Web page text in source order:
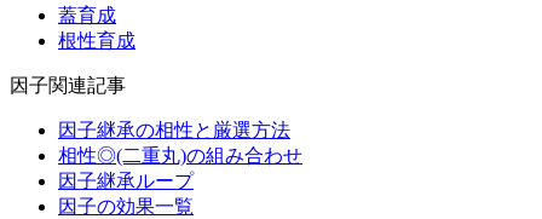
蓋育成
根性育成
因子関連記事
因子継承の相性と厳選方法
相性◎(二重丸)の組み合わせ
因子継承ループ
因子の効果一覧